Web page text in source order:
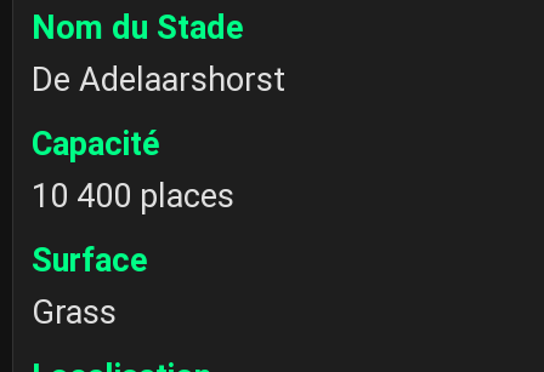
Nom du Stade
De Adelaarshorst
Capacité
10 400 places
Surface
Grass